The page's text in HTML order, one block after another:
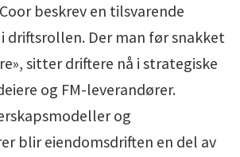
beskrev en tilsvarende
driftsrollen. Der man før snakket
sitter driftere nå i strategiske
og FM-leverandører.
og
blir eiendomsdriften en del av